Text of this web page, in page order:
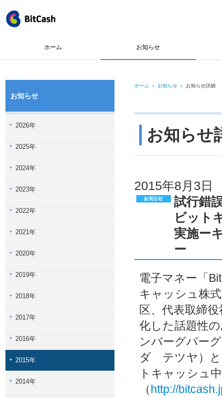
ホーム お知らせ
お知らせ
2026年
2025年
2024年
2023年
2022年
2021年
2020年
2019年
2018年
2017年
2016年
2015年
2014年
ホーム お知らせ お知らせ詳細
お知らせ
2015年8月3日
試行錯
ビット
実施ー
ー
電子マネー「
キャッシュ株
区、代表取締
化した話題性
ンバーグバー
ダ テツヤ）と
トキャッシュ
（http://